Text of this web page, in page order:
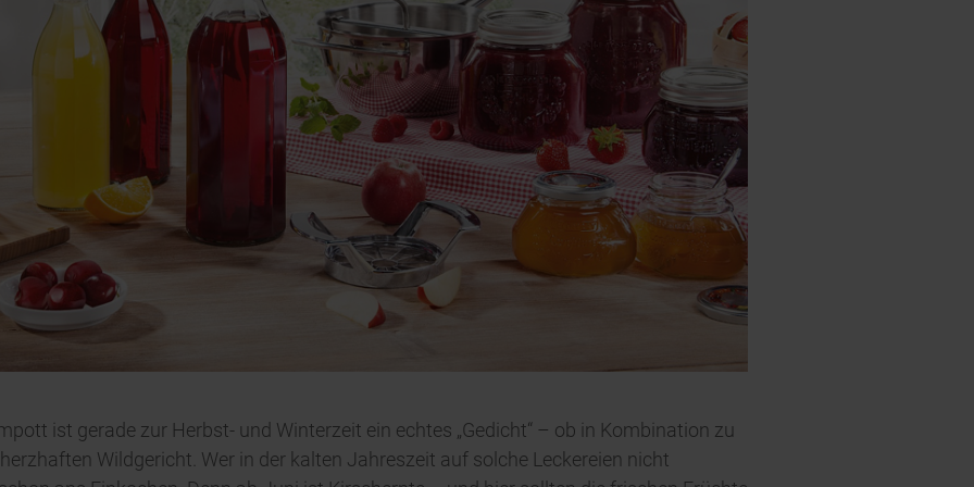
ist gerade zur Herbst- und Winterzeit ein echtes „Gedicht“ – ob in Kombination zu
Wildgericht. Wer in der kalten Jahreszeit auf solche Leckereien nicht